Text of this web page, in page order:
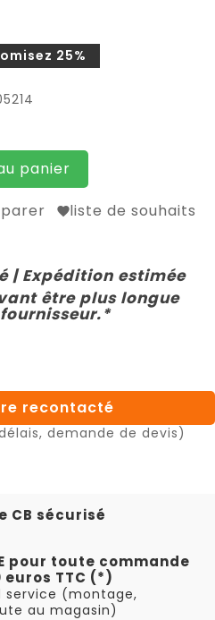
25%
panier
liste de souhaits
| Expédition estimée
être plus longue
recontacté
demande de devis)
CB sécurisé
pour toute commande
TTC (*)
service (montage,
au magasin)